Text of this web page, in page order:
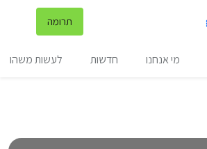
תרומה
מי אנחנו חדשות לעשות משהו